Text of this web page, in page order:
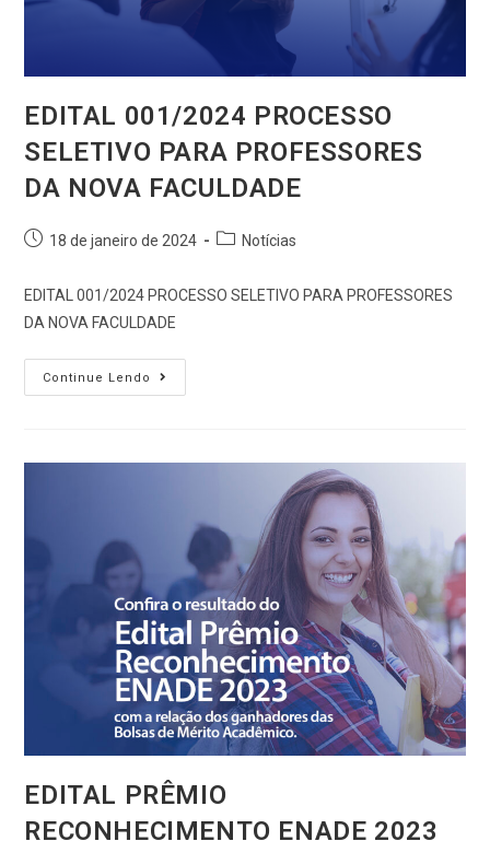
EDITAL 001/2024 PROCESSO
SELETIVO PARA PROFESSORES
DA NOVA FACULDADE
18 de janeiro de 2024 Notícias
EDITAL 001/2024 PROCESSO SELETIVO PARA PROFESSORES
DA NOVA FACULDADE
Continue Lendo
EDITAL PRÊMIO
RECONHECIMENTO ENADE 2023